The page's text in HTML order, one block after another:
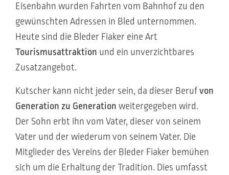
Eisenbahn wurden Fahrten vom Bahnhof zu den
gewünschten Adressen in Bled unternommen.
Heute sind die Bleder Fiaker eine Art
Tourismusattraktion und ein unverzichtbares
Zusatzangebot.
Kutscher kann nicht jeder sein, da dieser Beruf von
Generation zu Generation weitergegeben wird.
Der Sohn erbt ihn vom Vater, dieser von seinem
Vater und der wiederum von seinem Vater. Die
Mitglieder des Vereins der Bleder Fiaker bemühen
sich um die Erhaltung der Tradition. Dies umfasst